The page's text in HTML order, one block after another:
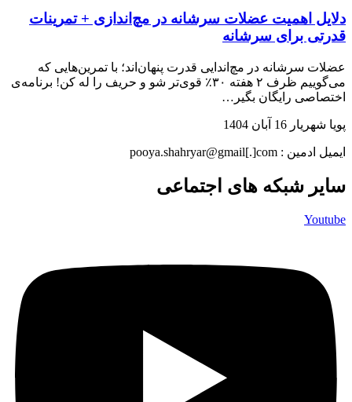
دلایل اهمیت عضلات سرشانه در مچ‌اندازی + تمرینات
قدرتی برای سرشانه
عضلات سرشانه در مچ‌اندایی قدرت پنهان‌اند؛ با تمرین‌هایی که
می‌گوییم ظرف ۲ هفته ۳۰٪ قوی‌تر شو و حریف را له کن! برنامه‌ی
اختصاصی رایگان بگیر…
پویا شهریار 16 آبان 1404
ایمیل ادمین : pooya.shahryar@gmail[.]com
سایر شبکه های اجتماعی
Youtube